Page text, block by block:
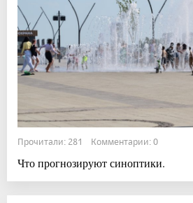
Прочитали: 281 Комментарии: 0
Что прогнозируют синоптики.